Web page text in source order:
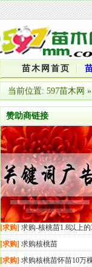
苗木网首页
当前位置: 597苗木网 »
赞助商链接
核桃苗求购信息
[求购] 急需求购核桃苗
[求购] 求购-核桃苗1.8以上
[求购] 求购核桃苗
[求购] 求购核桃苗怀苗10万